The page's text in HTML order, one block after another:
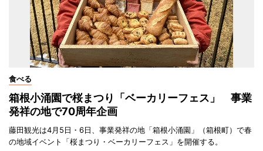
食べる
箱根小涌園で桜まつり「ベーカリーフェス」 事業
発祥の地で70周年企画
藤田観光は4月5日・6日、事業発祥の地「箱根小涌園」（箱根町）で春
の地域イベント「桜まつり・ベーカリーフェス」を開催する。